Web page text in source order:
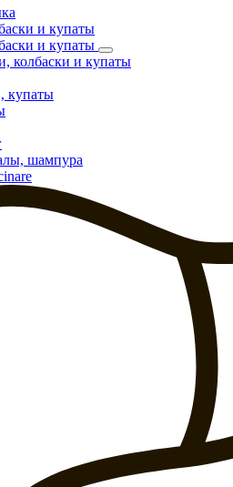
и купаты
и купаты
колбаски и купаты
купаты
шампура